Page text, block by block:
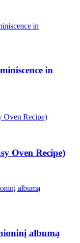
in
Oven Recipe)
albumą